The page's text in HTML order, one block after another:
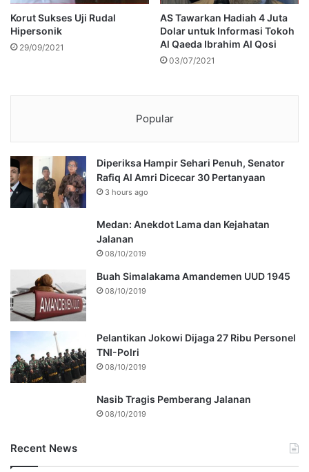
Korut Sukses Uji Rudal
Hipersonik
29/09/2021
AS Tawarkan Hadiah 4 Juta
Dolar untuk Informasi Tokoh
Al Qaeda Ibrahim Al Qosi
03/07/2021
Popular
Diperiksa Hampir Sehari Penuh, Senator
Rafiq Al Amri Dicecar 30 Pertanyaan
3 hours ago
Medan: Anekdot Lama dan Kejahatan
Jalanan
08/10/2019
Buah Simalakama Amandemen UUD 1945
08/10/2019
Pelantikan Jokowi Dijaga 27 Ribu Personel
TNI-Polri
08/10/2019
Nasib Tragis Pemberang Jalanan
08/10/2019
Recent News